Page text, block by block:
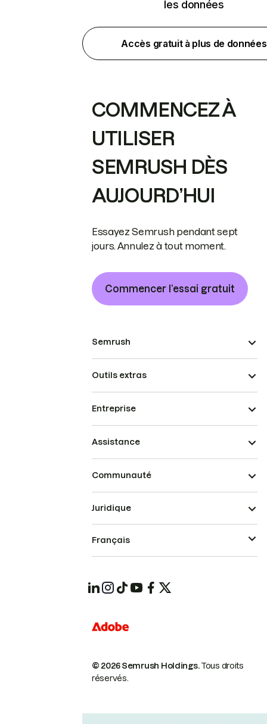
les données
Accès gratuit à plus de données
COMMENCEZ À
UTILISER
SEMRUSH DÈS
AUJOURD’HUI
Essayez Semrush pendant sept
jours. Annulez à tout moment.
Commencer l’essai gratuit
Semrush
Outils extras
Entreprise
Assistance
Communauté
© 2026 Semrush Holdings.Tous droits
réservés.
Juridique
Français